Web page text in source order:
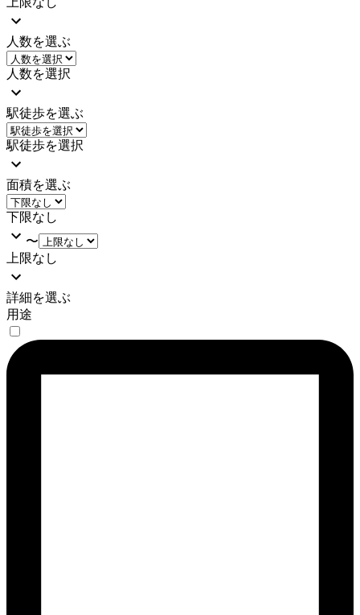
人数を選ぶ
人数を選択
駅徒歩を選ぶ
駅徒歩を選択
面積を選ぶ
下限なし
〜
上限なし
詳細を選ぶ
用途